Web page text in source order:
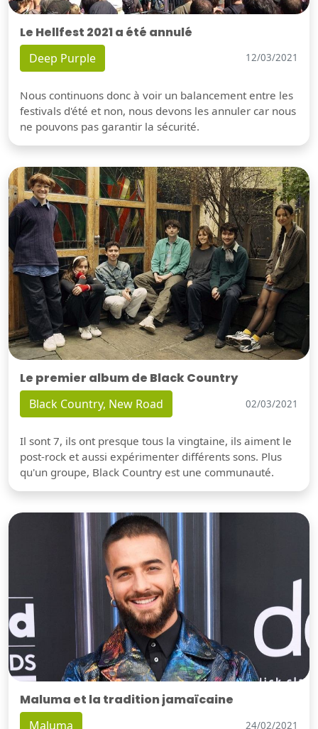
Le Hellfest 2021 a été annulé
Deep Purple 12/03/2021
Nous continuons donc à voir un balancement entre les
festivals d'été et non, nous devons les annuler car nous
ne pouvons pas garantir la sécurité.
Le premier album de Black Country
Black Country, New Road 02/03/2021
Il sont 7, ils ont presque tous la vingtaine, ils aiment le
post-rock et aussi expérimenter différents sons. Plus
qu'un groupe, Black Country est une communauté.
Maluma et la tradition jamaïcaine
Maluma 24/02/2021